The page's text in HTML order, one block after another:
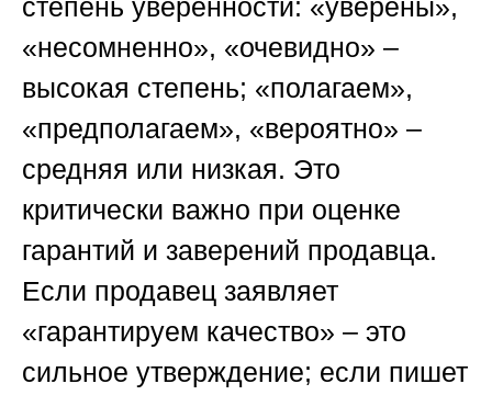
степень уверенности: «уверены»,
«несомненно», «очевидно» –
высокая степень; «полагаем»,
«предполагаем», «вероятно» –
средняя или низкая. Это
критически важно при оценке
гарантий и заверений продавца.
Если продавец заявляет
«гарантируем качество» – это
сильное утверждение; если пишет